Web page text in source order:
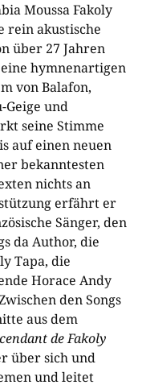
Moussa Fakoly
rein akustische
über 27 Jahren
hymnenartigen
von Balafon,
Geige und
seine Stimme
auf einen neuen
bekanntesten
nichts an
erfährt er
Sänger, den
da Author, die
Tapa, die
Horace Andy
den Songs
aus dem
de Fakoly
über sich und
und leitet